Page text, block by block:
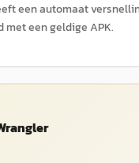
een automaat
een geldige APK.